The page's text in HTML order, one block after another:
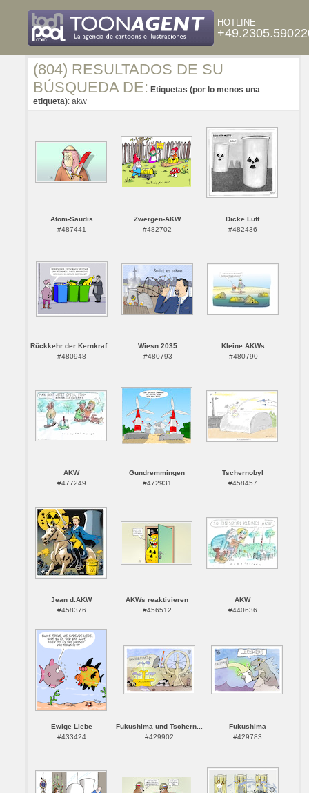
HOTLINE
(804) RESULTADOS DE SU
BÚSQUEDA DE: Etiquetas (por lo menos una
etiqueta): akw
Atom-Saudis
#487441
Zwergen-AKW
#482702
Dicke Luft
#482436
Rückkehr der Kernkraf...
#480948
Wiesn 2035
#480793
Kleine AKWs
#480790
AKW
#477249
Gundremmingen
#472931
Tschernobyl
#458457
Jean d.AKW
#458376
AKWs reaktivieren
#456512
AKW
#440636
Ewige Liebe
#433424
Fukushima und Tschern...
#429902
Fukushima
#429783